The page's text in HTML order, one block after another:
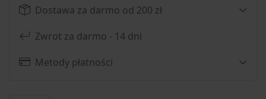
Dostawa za darmo od 200 zł
Zwrot za darmo - 14 dni
Metody płatności